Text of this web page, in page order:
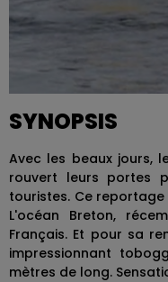
SYNOPSIS
Avec les beaux jours,
rouvert leurs portes
touristes. Ce
L'océan Breton,
Français. Et pour sa
impressionnant
mètres de long.